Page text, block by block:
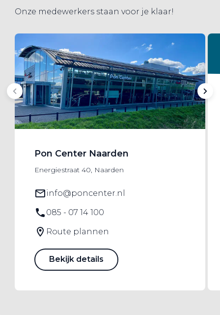
Onze medewerkers staan voor je klaar!
Pon Center Naarden
Energiestraat 40, Naarden
info@poncenter.nl
085 - 07 14 100
Route plannen
Bekijk details